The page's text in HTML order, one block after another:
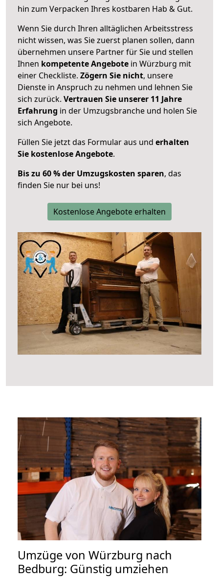
hin zum Verpacken Ihres kostbaren Hab & Gut.
Wenn Sie durch Ihren alltäglichen Arbeitsstress
nicht wissen, was Sie zuerst planen sollen, dann
übernehmen unsere Partner für Sie und stellen
Ihnen kompetente Angebote in Würzburg mit
einer Checkliste. Zögern Sie nicht, unsere
Dienste in Anspruch zu nehmen und lehnen Sie
sich zurück. Vertrauen Sie unserer 11 Jahre
Erfahrung in der Umzugsbranche und holen Sie
sich Angebote.
Füllen Sie jetzt das Formular aus und erhalten
Sie kostenlose Angebote.
Bis zu 60 % der Umzugskosten sparen, das
finden Sie nur bei uns!
Kostenlose Angebote erhalten
Umzüge von Würzburg nach
Bedburg: Günstig umziehen